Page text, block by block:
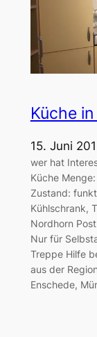
Küche
15. Juni
wer hat
Küche
Zustand:
Kühlschrank,
Nordhorn
Nur für
Treppe Hilfe
aus der
Enschede,